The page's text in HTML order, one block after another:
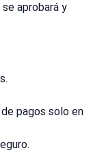
aprobará y
pagos solo en